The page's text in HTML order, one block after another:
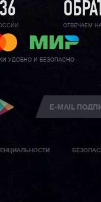
ОТВЕЧАЕМ
УДОБНО И БЕЗОПАСНО